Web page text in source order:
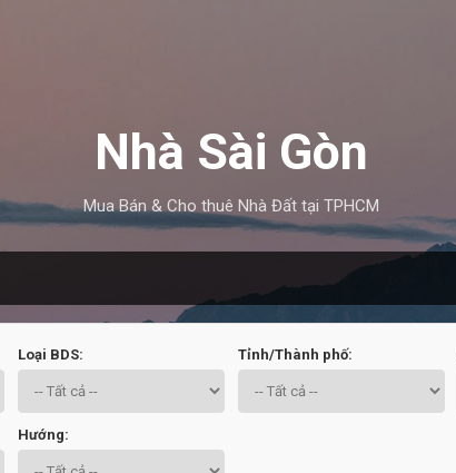
Nhà Sài Gòn
Mua Bán & Cho thuê Nhà Đất tại TPHCM
Loại BDS: Tỉnh/Thành phố:
Hướng: